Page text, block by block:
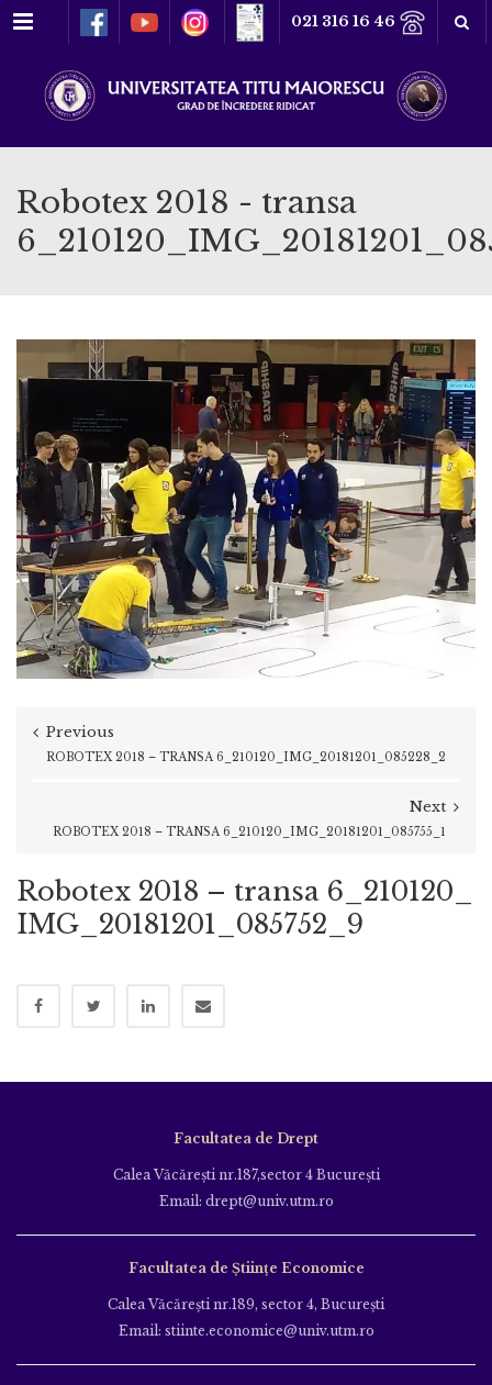
Meniu 021 316 16 46
Robotex 2018 - transa
Previous
ROBOTEX 2018 – TRANSA 6_210120_IMG_20181201_085228_2
Next
ROBOTEX 2018 – TRANSA 6_210120_IMG_20181201_085755_1
Robotex 2018 – transa 6_210120_
IMG_20181201_085752_9
Facultatea de Drept
Calea Văcăreşti nr.187,sector 4 Bucureşti
Email: drept@univ.utm.ro
Facultatea de Științe Economice
Calea Văcăreşti nr.189, sector 4, Bucureşti
Email: stiinte.economice@univ.utm.ro